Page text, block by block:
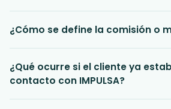
¿Cómo se define la comisión o
¿Qué ocurre si el cliente ya
contacto con IMPULSA?